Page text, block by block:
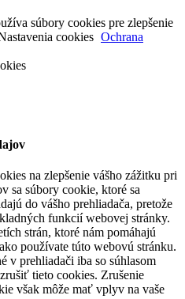
súbory cookies pre zlepšenie
cookies Ochrana
na zlepšenie vášho zážitku pri
sa súbory cookie, ktoré sa
do vášho prehliadača, pretože
funkcií webovej stránky.
strán, ktoré nám pomáhajú
používate túto webovú stránku.
v prehliadači iba so súhlasom
tieto cookies. Zrušenie
však môže mať vplyv na vaše